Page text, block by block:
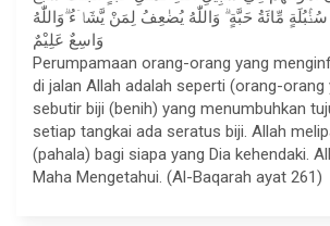
مِّائَةُ حَبَّةٍ ۗ وَاللّٰهُ يُضٰعِفُ لِمَنْ يَّشَاۤءُ ۗوَاللّٰهُ
وَاسِعٌ عَلِيْمٌ
Perumpamaan orang-orang yang
di jalan Allah adalah seperti (orang-orang
sebutir biji (benih) yang menumbuhkan
setiap tangkai ada seratus biji. Allah
(pahala) bagi siapa yang Dia kehendaki.
Maha Mengetahui. (Al-Baqarah ayat 261)